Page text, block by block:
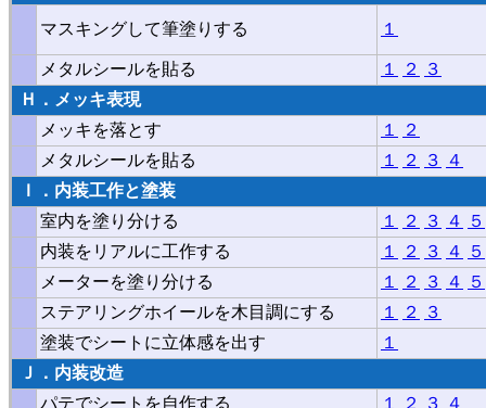
マスキングして筆塗りする １
メタルシールを貼る １ ２
３
Ｈ．メッキ表現
メッキを落とす
１
２
メタルシールを貼る
１ ２ ３
４
Ｉ． 内装工作と塗装
室内を塗り分ける
１ ２ ３ ４
５
内装をリアルに工作する
１ ２ ３ ４
５
メーターを塗り分ける
１ ２ ３ ４
５
ステアリングホイールを木目調にする
１ ２
３
塗装でシートに立体感を出す
１
Ｊ．内装改造
パテでシートを自作する
１ ２ ３
４